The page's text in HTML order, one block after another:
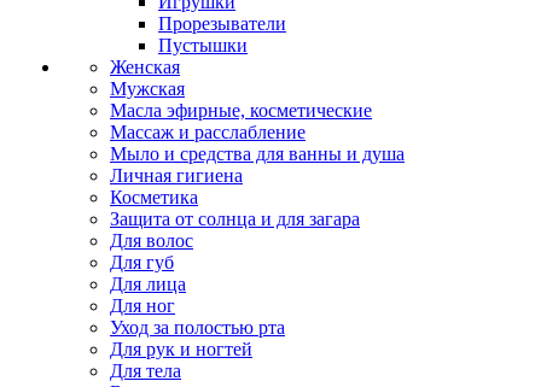
Прорезыватели
Пустышки
Женская
Мужская
Масла эфирные, косметические
Массаж и расслабление
Мыло и средства для ванны и душа
Личная гигиена
Косметика
Защита от солнца и для загара
Для волос
Для губ
Для лица
Для ног
Уход за полостью рта
Для рук и ногтей
Для тела